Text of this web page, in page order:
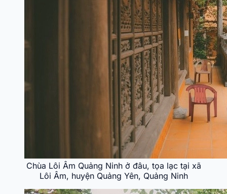
Chùa Lôi Âm Quảng Ninh ở đâu, tọa lạc tại xã
Lôi Âm, huyện Quảng Yên, Quảng Ninh